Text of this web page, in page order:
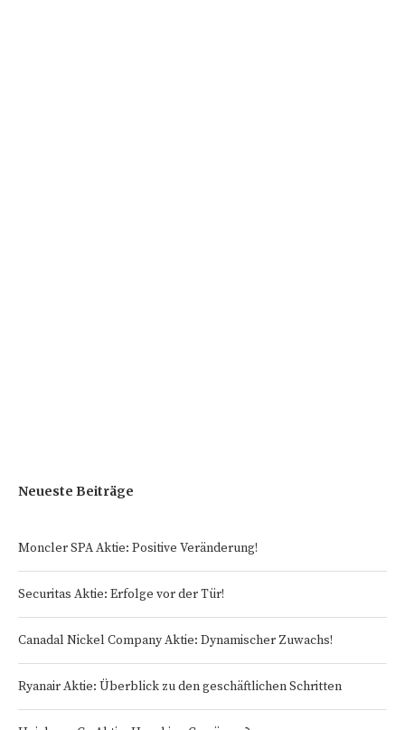
Neueste Beiträge
Moncler SPA Aktie: Positive Veränderung!
Securitas Aktie: Erfolge vor der Tür!
Canadal Nickel Company Aktie: Dynamischer Zuwachs!
Ryanair Aktie: Überblick zu den geschäftlichen Schritten